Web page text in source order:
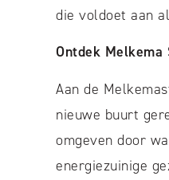
die voldoet aan
Ontdek Melkema
Aan de
nieuwe buurt
omgeven door
energiezuinige